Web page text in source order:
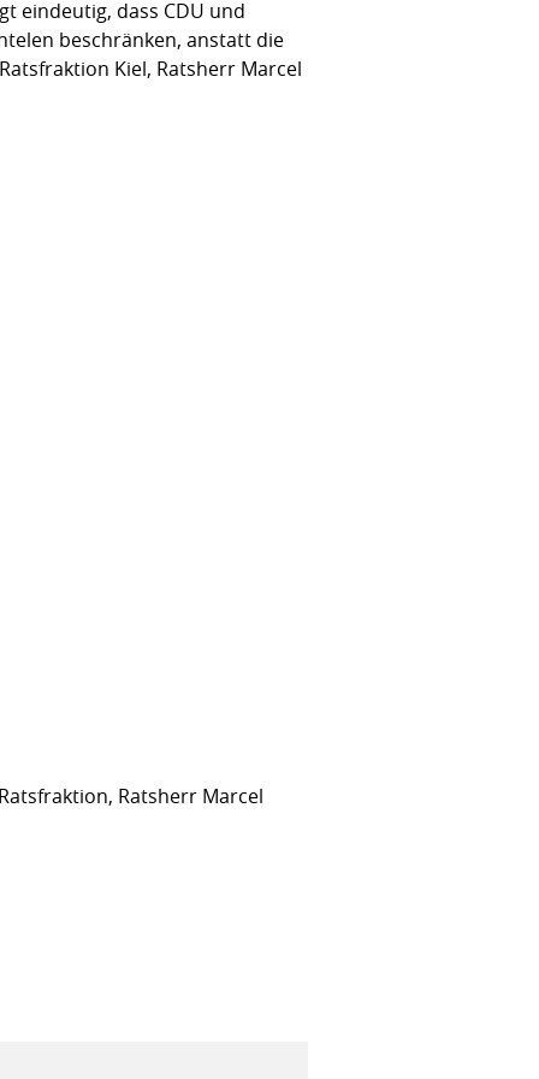
eindeutig, dass CDU und
beschränken, anstatt die
Kiel, Ratsherr Marcel
Ratsherr Marcel